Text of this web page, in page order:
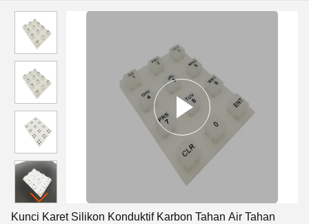
Kunci Karet Silikon Konduktif Karbon Tahan Air Tahan